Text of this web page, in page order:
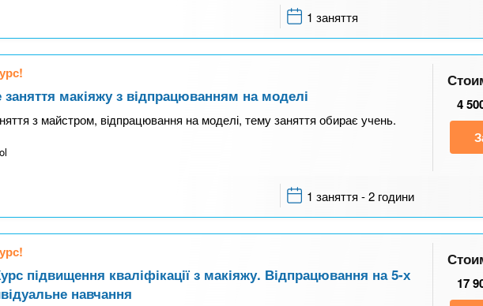
1 заняття
заняття макіяжу з відпрацюванням на моделі
з майстром, відпрацювання на моделі, тему заняття обирає учень.
4
1 заняття - 2 години
підвищення кваліфікації з макіяжу. Відпрацювання на 5-х
навчання
17